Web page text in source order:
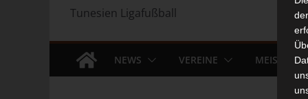
Tunesien Ligafußball
NEWS VEREINE